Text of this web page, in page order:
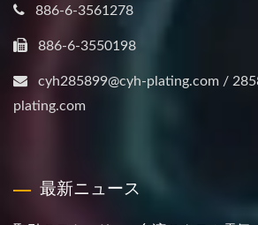
886-6-3561278
886-6-3550198
cyh285899@cyh-plating.com /
plating.com
最新ニュース